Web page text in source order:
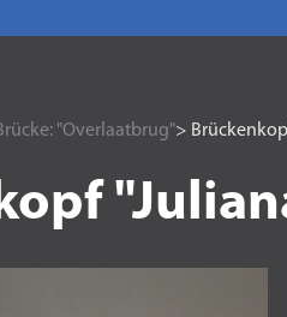
"Overlaatbrug">